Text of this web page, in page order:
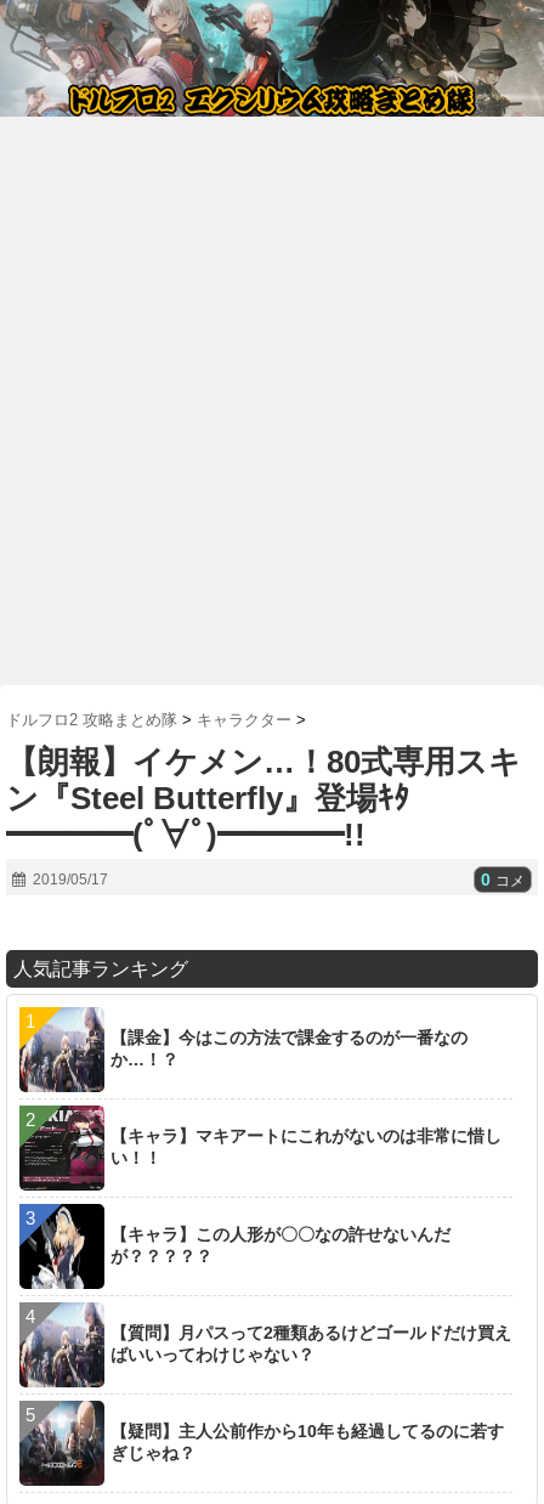
ドルフロ2 攻略まとめ隊 > キャラクター >
【朗報】イケメン…！80式専用スキ
ン『Steel Butterfly』登場ｷﾀ
━━━━(ﾟ∀ﾟ)━━━━!!
2019/05/17 0 コメ
人気記事ランキング
【課金】今はこの方法で課金するのが一番なの
か…！？
【キャラ】マキアートにこれがないのは非常に惜し
い！！
【キャラ】この人形が〇〇なの許せないんだ
が？？？？？
【質問】月パスって2種類あるけどゴールドだけ買え
ばいいってわけじゃない？
【疑問】主人公前作から10年も経過してるのに若す
ぎじゃね？